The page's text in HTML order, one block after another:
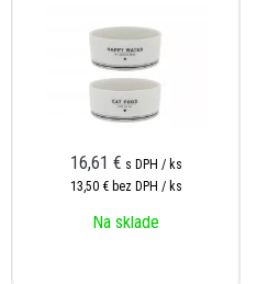
16,61 € s DPH / ks
13,50 € bez DPH / ks
Na sklade